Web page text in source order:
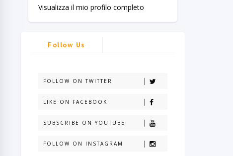
Visualizza il mio profilo completo
Follow Us
FOLLOW ON TWITTER
LIKE ON FACEBOOK
SUBSCRIBE ON YOUTUBE
FOLLOW ON INSTAGRAM